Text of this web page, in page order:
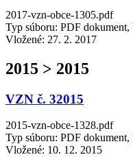
2017-vzn-obce-1305.pdf
Typ súboru: PDF
Vložené: 27. 2. 2017
2015 > 2015
VZN č. 32015
2015-vzn-obce-1328.pdf
Typ súboru: PDF
Vložené: 10. 12. 2015